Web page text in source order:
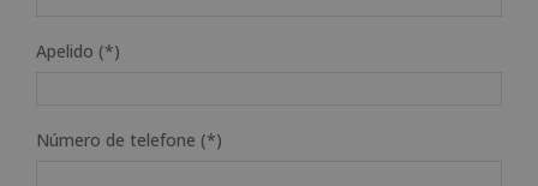
Apelido (*)
Número de telefone (*)